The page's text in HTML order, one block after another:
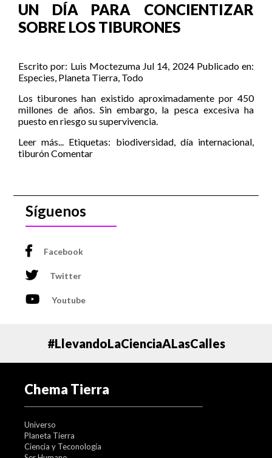
UN DÍA PARA CONCIENTIZAR
SOBRE LOS TIBURONES
Escrito por: Luis Moctezuma Jul 14, 2024 Publicado en:
Especies, Planeta Tierra, Todo
Los tiburones han existido aproximadamente por 450
millones de años. Sin embargo, la pesca excesiva ha
puesto en riesgo su supervivencia.
Leer más... Etiquetas: biodiversidad, día internacional,
tiburónComentar
Síguenos
Facebook
Twitter
Youtube
#LlevandoLaCienciaALasCalles
Chema Tierra
Universo
Planeta Tierra
Ciencia y Teconología